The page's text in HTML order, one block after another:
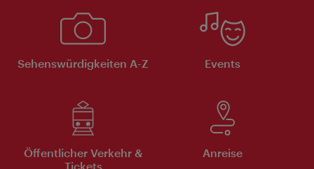
Sehenswürdigkeiten A-Z Events
Öffentlicher Verkehr &
Tickets
Anreise